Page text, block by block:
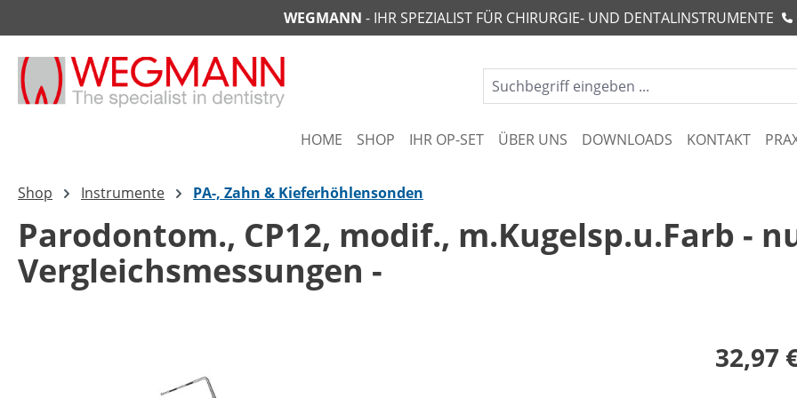
Zur Hauptnavigation springenWEGMANN - IHR SPEZIALIST FÜR CHIRURGIE- UND DENTALINSTRUMENTE
HOME SHOP IHR OP-SET ÜBER UNS DOWNLOADS KONTAKT
Shop Instrumente PA-, Zahn & Kieferhöhlensonden
Parodontom., CP12, modif., m.Kugelsp.u.Farb -
Vergleichsmessungen -
32,97